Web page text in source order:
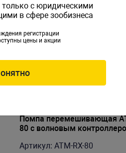
Помпа перемешивающая
80 с волновым
Артикул: ATM-RX-80
с юридическими
в сфере зообизнеса
регистрации
цены и акции